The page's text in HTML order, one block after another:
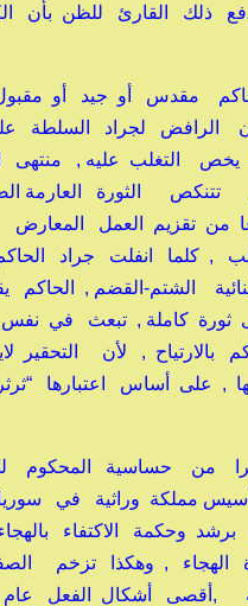
ذلك القارئ للظن
مقدس أو جيد أو
الرافض لجراد السلطة
يخص التغلب عليه , منتهى
الثورة العارمة
من تقزيم العمل
, كلما انفلت جراد
الشتم-القضم , الحاكم
ثورة كاملة , تبعث في
, لأن التحقير
, على أساس اعتبارها
من حساسية المحكوم
مملكة وراثية في سوريا
وحكمة الاكتفاء
, وهكذا تزخم